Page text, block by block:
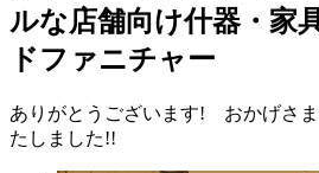
ルな店舗向け什器・家
ドファニチャー
ありがとうございます! おかげさ
たしました!!